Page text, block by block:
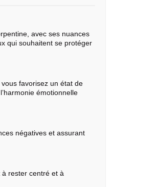
avec ses nuances
qui souhaitent se protéger
favorisez un état de
émotionnelle
négatives et assurant
rester centré et à